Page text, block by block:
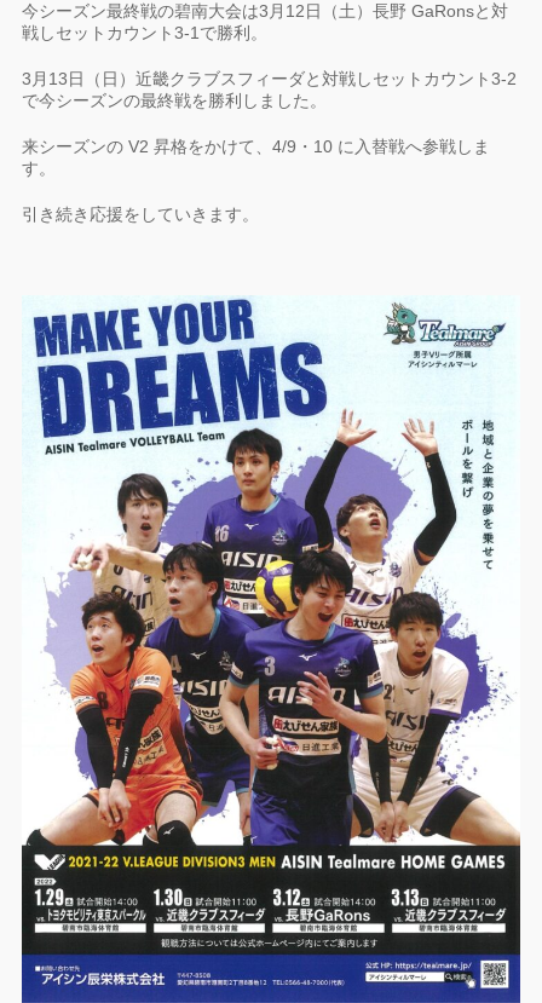
今シーズン最終戦の碧南大会は3月12日（土）長野 GaRonsと対
戦しセットカウント3-1で勝利。
3月13日（日）近畿クラブスフィーダと対戦しセットカウント3-2
で今シーズンの最終戦を勝利しました。
来シーズンの V2 昇格をかけて、4/9・10 に入替戦へ参戦しま
す。
引き続き応援をしていきます。